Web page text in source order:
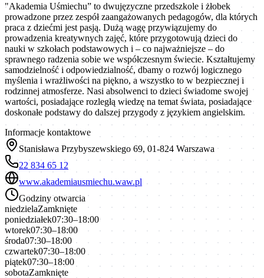
"Akademia Uśmiechu” to dwujęzyczne przedszkole i żłobek
prowadzone przez zespół zaangażowanych pedagogów, dla których
praca z dziećmi jest pasją. Dużą wagę przywiązujemy do
prowadzenia kreatywnych zajęć, które przygotowują dzieci do
nauki w szkołach podstawowych i – co najważniejsze – do
sprawnego radzenia sobie we współczesnym świecie. Kształtujemy
samodzielność i odpowiedzialność, dbamy o rozwój logicznego
myślenia i wrażliwości na piękno, a wszystko to w bezpiecznej i
rodzinnej atmosferze. Nasi absolwenci to dzieci świadome swojej
wartości, posiadające rozległą wiedzę na temat świata, posiadające
doskonałe podstawy do dalszej przygody z językiem angielskim.
Informacje kontaktowe
Stanisława Przybyszewskiego 69, 01-824 Warszawa
22 834 65 12
www.akademiausmiechu.waw.pl
Godziny otwarcia
niedzielaZamknięte
poniedziałek07:30–18:00
wtorek07:30–18:00
środa07:30–18:00
czwartek07:30–18:00
piątek07:30–18:00
sobotaZamknięte